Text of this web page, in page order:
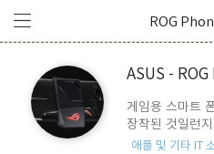
ROG
ASUS -
게임용 스마트
장착된 것일런
II를 공식적
애플 및 기타 IT